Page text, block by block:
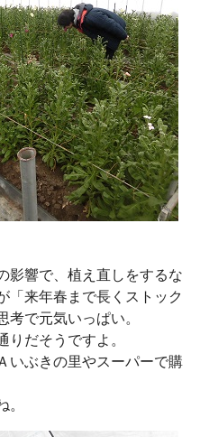
影響で、植え直しをするな
「来年春まで長くストック
で元気いっぱい。
だそうですよ。
いぶきの里やスーパーで購